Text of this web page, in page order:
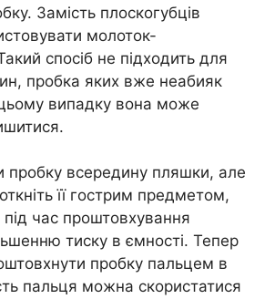
Замість плоскогубців
молоток-
спосіб не підходить для
пробка яких вже неабияк
випадку вона може
пробку всередину пляшки, але
її гострим предметом,
час проштовхування
тиску в ємності. Тепер
пробку пальцем в
пальця можна скористатися